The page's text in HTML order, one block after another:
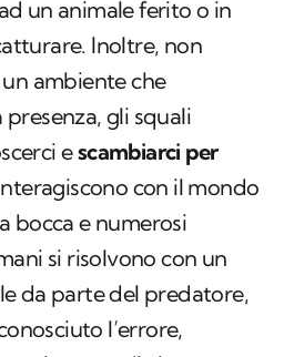
un animale ferito o in
Inoltre, non
ambiente che
gli squali
escambiarci per
con il mondo
bocca e numerosi
si risolvono con un
da parte del predatore,
l’errore,